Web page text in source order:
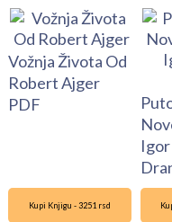
Vožnja Života Od
Robert Ajger
PDF
Igor
Kupi Knjigu - 3251 rsd